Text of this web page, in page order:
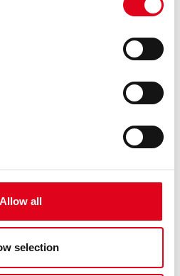
Allow all
selection
GENERAL
26-27
Elies, Marc Navarro, Elena
Fundació Joan Brossa (Georgina
reunit el dimarts 14 d’abril del 2026,